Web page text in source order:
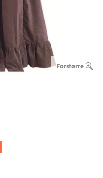
Forstørre